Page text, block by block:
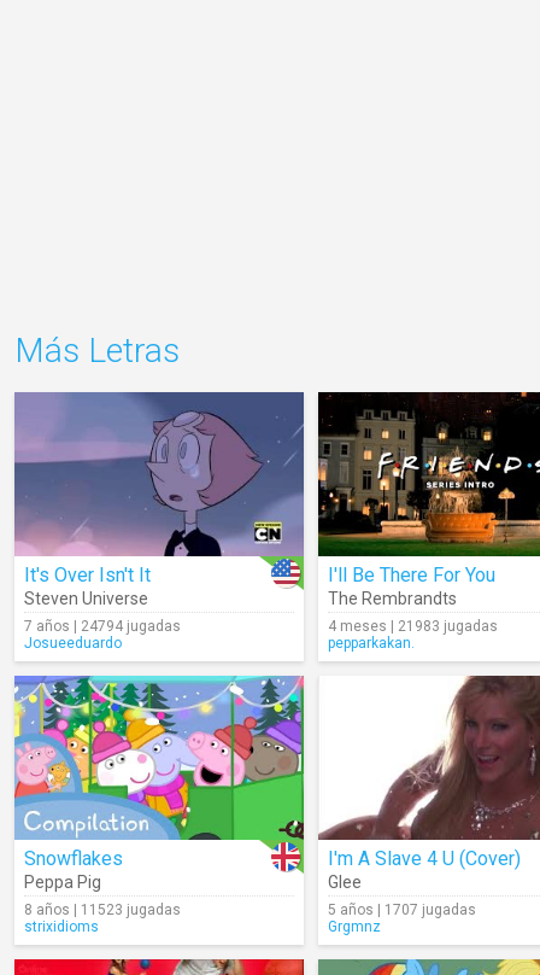
Más Letras
It's Over Isn't It
Steven Universe
7 años | 24794 jugadas
Josueeduardo
I'll Be There For You
The Rembrandts
4 meses | 21983 jugadas
pepparkakan.
Snowflakes
Peppa Pig
8 años | 11523 jugadas
strixidioms
I'm A Slave 4 U (Cover)
Glee
5 años | 1707 jugadas
Grgmnz